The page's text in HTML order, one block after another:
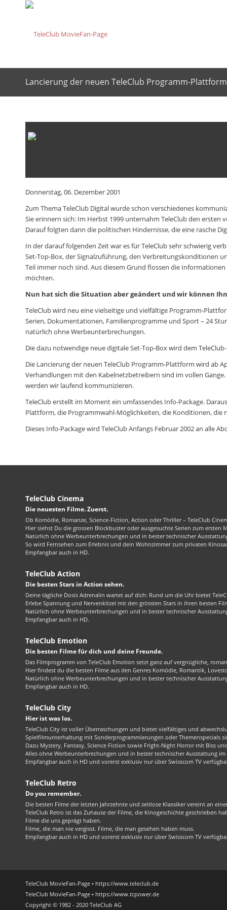
Lancierung der neuen TeleClub Programm-
Donnerstag, 06. Dezember 2001
Zum Thema TeleClub Digital wurde schon verschiedenes
Sie erinnern sich: Im Herbst 1999 unternahm TeleClub den
Darauf folgten dann die politischen Hindernisse, die eine rasche
In der darauf folgenden Zeit war es für TeleClub sehr schwierig
Set-Top-Box, der Signalzuführung, den Verbreitungskonditionen
Teil immer noch sind. Aus diesem Grund flossen die
möchten.
Nun hat sich die Situation aber geändert und wir können
TeleClub wird neu eine vielseitige und vielfältige Programm-
Serien, Dokumentationen, Familienprogramme und Sport – 24
natürlich ohne Werbeunterbrechungen.
Die dazu notwendige neue digitale Set-Top-Box wird dem
Die Lancierung der neuen TeleClub Programm-Plattform wird ab
Verhandlungen mit den Kabelnetzbetreibern sind im vollen
werden wir laufend kommunizieren.
TeleClub erstellt im Moment ein umfassendes Info-Package.
Plattform, die Programmwahl-Möglichkeiten, die Konditionen, die
Dieses Info-Package wird TeleClub Anfangs Februar 2002 an alle
TeleClub Cinema
Die neuesten Filme. Zuerst.
Ob Komödie, Romanze, Science-Fiction, Action oder Thriller – TeleClub
Hier siehst Du die grossen Blockbuster oder ausgesuchte Serien zum ersten
Natürlich ohne Werbeunterbrechungen und in bester technischer
So wird Fernsehen zum Erlebnis und dein Wohnzimmer zum privaten
Empfangbar auch in HD.
TeleClub Action
Die besten Stars in Action sehen.
Deine tägliche Dosis Adrenalin wartet auf dich: Rund um die Uhr bietet
Erlebe Spannung und Nervenkitzel mit den grössten Stars in ihren besten
Natürlich ohne Werbeunterbrechungen und in bester technischer
Empfangbar auch in HD.
TeleClub Emotion
Die besten Filme für dich und deine Freunde.
Das Filmprogramm von TeleClub Emotion setzt ganz auf vergnügliche,
Hier findest du die besten Filme aus den Genres Komödie, Romantik,
Natürlich ohne Werbeunterbrechungen und in bester technischer
Empfangbar auch in HD.
TeleClub City
Hier ist was los.
TeleClub City ist voller Überraschungen und bietet vielfältiges und
Spielfilmunterhaltung mit Sonderprogrammierungen oder Themenspecials
Dazu Mystery, Fantasy, Science Fiction sowie Fright-Night Horror mit Biss
Alles ohne Werbeunterbrechungen und in bester technischer Ausstattung
Empfangbar auch in HD und vorerst exklusiv nur über Swisscom TV
TeleClub Retro
Do you remember.
Die besten Filme der letzten Jahrzehnte und zeitlose Klassiker vereint an
TeleClub Retro ist das Zuhause der Filme, die Kinogeschichte geschrieben
Filme die uns geprägt haben.
Filme, die man nie vergisst. Filme, die man gesehen haben muss.
Empfangbar auch in HD und vorerst exklusiv nur über Swisscom TV
TeleClub MovieFan-Page • https://www.teleclub.de
TeleClub MovieFan-Page • https://www.tcpower.de
Copyright © 1982 - 2020 TeleClub AG